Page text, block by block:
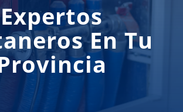
Expertos
En Tu